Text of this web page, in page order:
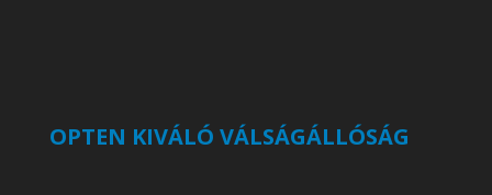
OPTEN KIVÁLÓ VÁLSÁGÁLLÓSÁG